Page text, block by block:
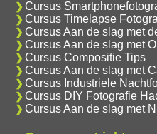
Cursus
Cursus Timelapse
Cursus Aan de slag met
Cursus Aan de slag met
Cursus Compositie Tips
Cursus Aan de slag met
Cursus Industriele
Cursus DIY Fotografie
Cursus Aan de slag met